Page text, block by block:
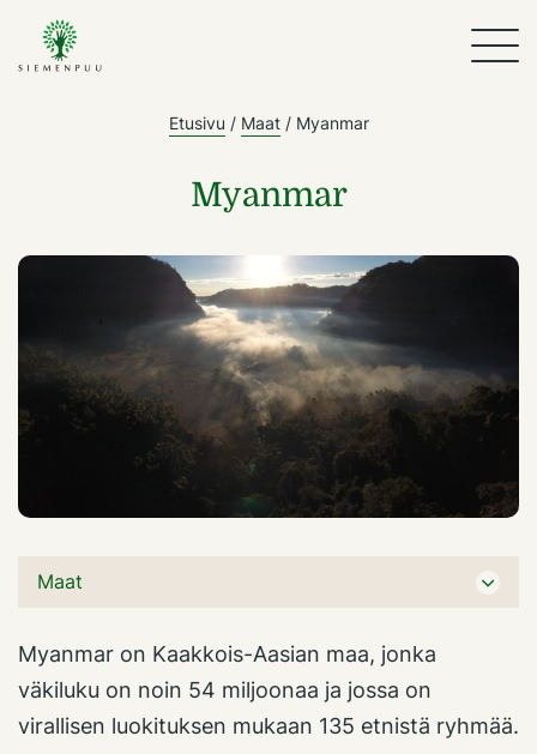
Etusivu / Maat/ Myanmar
Myanmar
Maat
Myanmar on Kaakkois-Aasian maa, jonka
väkiluku on noin 54 miljoonaa ja jossa on
virallisen luokituksen mukaan 135 etnistä ryhmää.